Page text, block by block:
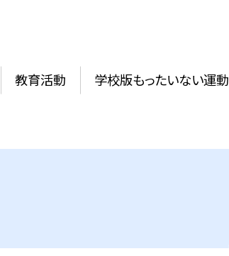
教育活動 学校版もったいない運動